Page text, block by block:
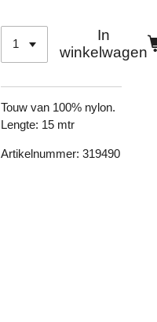
In
winkelwagen
Touw van 100% nylon.
Lengte: 15 mtr
Artikelnummer: 319490